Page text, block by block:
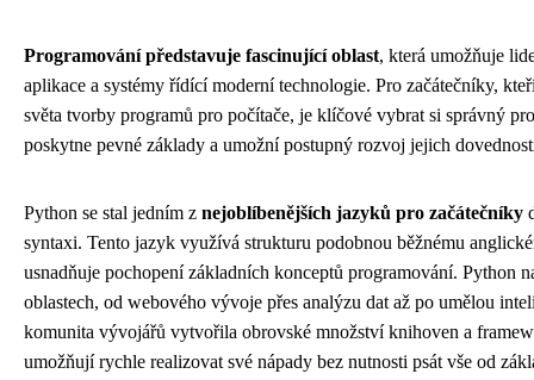
Programování představuje fascinující oblast, která umožňuje
aplikace a systémy řídící moderní technologie. Pro začátečníky,
světa tvorby programů pro počítače, je klíčové vybrat si správný
poskytne pevné základy a umožní postupný rozvoj jejich
Python se stal jedním z nejoblíbenějších jazyků pro začátečníky
syntaxi. Tento jazyk využívá strukturu podobnou běžnému
usnadňuje pochopení základních konceptů programování. Python
oblastech, od webového vývoje přes analýzu dat až po umělou
komunita vývojářů vytvořila obrovské množství knihoven a
umožňují rychle realizovat své nápady bez nutnosti psát vše od